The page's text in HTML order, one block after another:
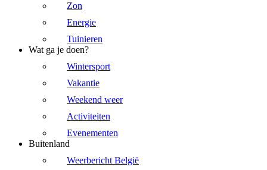
Zon
Energie
Tuinieren
Wat ga je doen?
Wintersport
Vakantie
Weekend weer
Activiteiten
Evenementen
Buitenland
Weerbericht België